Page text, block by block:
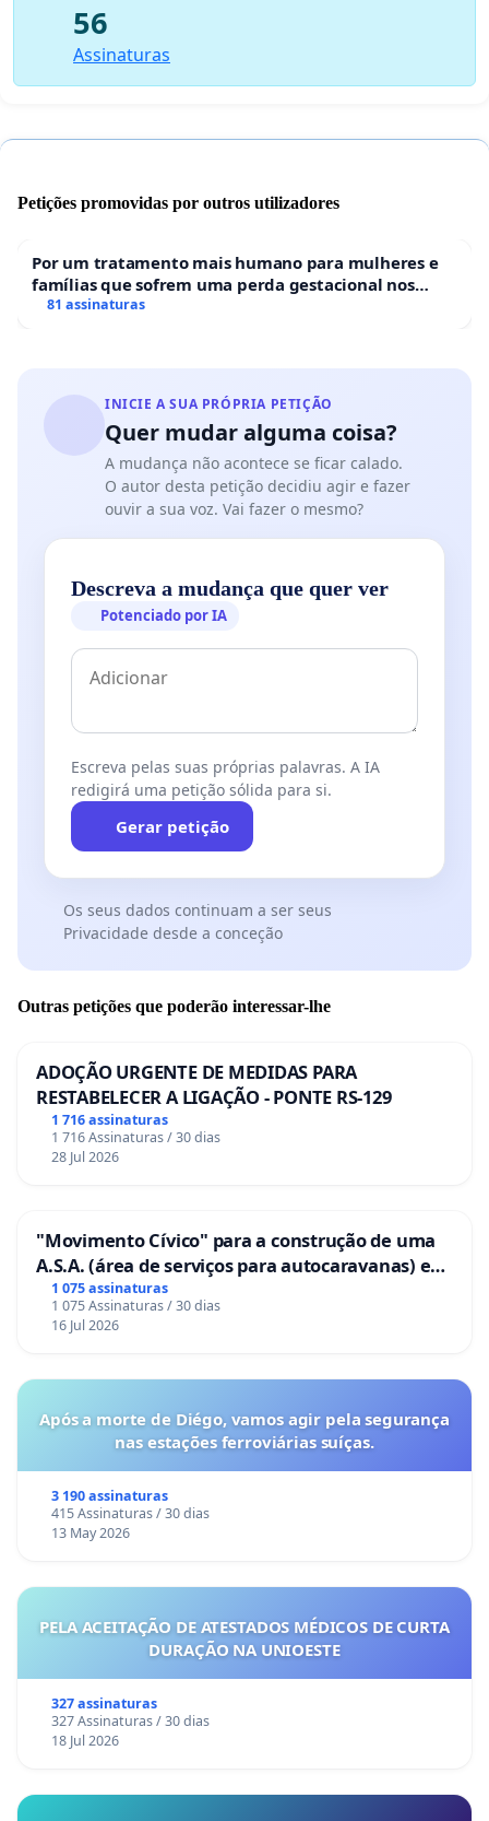
56
Assinaturas
Petições promovidas por outros utilizadores
Por um tratamento mais humano para mulheres e
famílias que sofrem uma perda gestacional nos
hospitais portugueses
81 assinaturas
INICIE A SUA PRÓPRIA PETIÇÃO
Quer mudar alguma coisa?
A mudança não acontece se ficar calado.
O autor desta petição decidiu agir e fazer
ouvir a sua voz. Vai fazer o mesmo?
Descreva a mudança que quer ver
Potenciado por IA
Escreva pelas suas próprias palavras. A IA
redigirá uma petição sólida para si.
Gerar petição
Os seus dados continuam a ser seus
Privacidade desde a conceção
Outras petições que poderão interessar-lhe
ADOÇÃO URGENTE DE MEDIDAS PARA
RESTABELECER A LIGAÇÃO - PONTE RS-129
1 716 assinaturas
1 716 Assinaturas / 30 dias
28 Jul 2026
"Movimento Cívico" para a construção de uma
A.S.A. (área de serviços para autocaravanas) em
Coimbra
1 075 assinaturas
1 075 Assinaturas / 30 dias
16 Jul 2026
Após a morte de Diégo, vamos agir pela segurança
nas estações ferroviárias suíças.
3 190 assinaturas
415 Assinaturas / 30 dias
13 May 2026
PELA ACEITAÇÃO DE ATESTADOS MÉDICOS DE CURTA
DURAÇÃO NA UNIOESTE
327 assinaturas
327 Assinaturas / 30 dias
18 Jul 2026